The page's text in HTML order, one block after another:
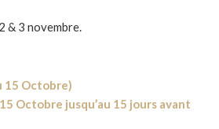
& 3 novembre.
15 Octobre)
Octobre jusqu’au 15 jours avant